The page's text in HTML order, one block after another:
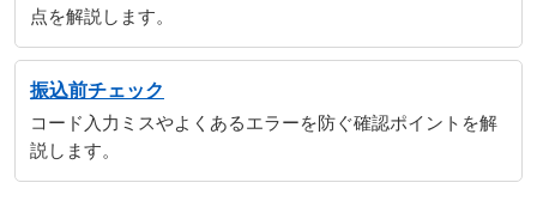
点を解説します。
振込前チェック
コード入力ミスやよくあるエラーを防ぐ確認ポイントを解
説します。